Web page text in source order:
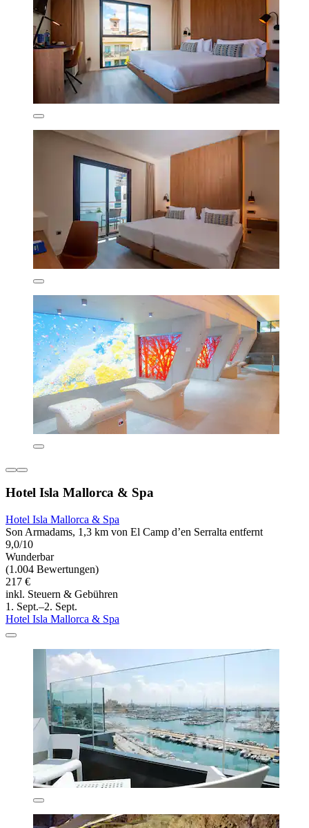
Hotel Isla Mallorca & Spa
Hotel Isla Mallorca & Spa
Son Armadams, 1,3 km von El Camp d’en Serralta entfernt
9,0/10
Wunderbar
(1.004 Bewertungen)
217 €
inkl. Steuern & Gebühren
1. Sept.–2. Sept.
Hotel Isla Mallorca & Spa